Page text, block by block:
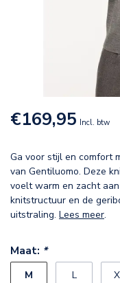
€169,95 Incl. btw
Ga voor stijl en comfort
van Gentiluomo. Deze
voelt warm en zacht
knitstructuur en de
uitstraling. Lees meer.
Maat: *
M L